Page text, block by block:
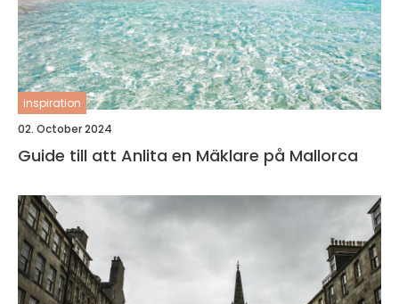
inspiration
02. October 2024
Guide till att Anlita en Mäklare på Mallorca